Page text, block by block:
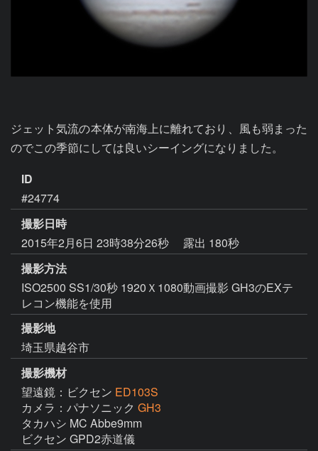
ジェット気流の本体が南海上に離れており、風も弱まった
のでこの季節にしては良いシーイングになりました。
ID
#24774
撮影日時
2015年2月6日 23時38分26秒
露出 180秒
撮影方法
ISO2500 SS1/30秒 1920Ｘ1080動画撮影 GH3のEXテ
レコン機能を使用
撮影地
埼玉県越谷市
撮影機材
望遠鏡：ビクセン ED103S
カメラ：パナソニック GH3
タカハシ MC Abbe9mm
ビクセン GPD2赤道儀